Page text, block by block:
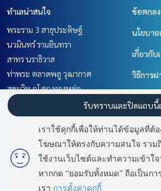
มี2คนกำลังดูประ
ทำเลน่าสนใจ
พระราม 3 สาธุประดิษฐ์
นวมินทร์ รามอินทรา
สาทร นราธิวาส
ท่าพระ ตลาดพลู วุฒากาศ
สุขุมวิท อโศก ทองหล่อ
ราษฎร์บูรณะ สุขสวัสดิ์
พระราม 9 เพชรบุรีตัดใหม่ RCA
วิทยุ ชิดลม หลังสวน
เลียบทางด่วนรามอินทรา
ข้อตกลง
นโยบา
เกี่ยวกับ
วิธีการฝ
ติดต่อ
Power by
เราใช้คุกกี้เพื่อให้ท่านได้ข้อมูลที่ต้
โฆษณาให้ตรงกับความสนใจ รวมถึ
ใช้งานเว็บไซต์และทำความเข้าใ
หากกด “ยอมรับทั้งหมด” ถือเป็นก
เรา การตั้งค่าคุกกี้
รับทราบและปิดแถบนี้